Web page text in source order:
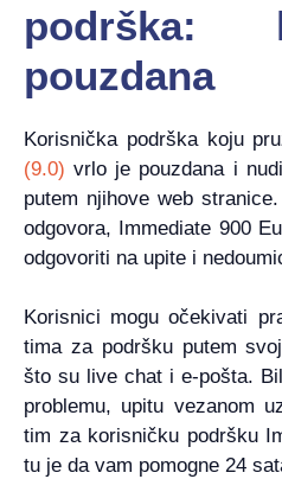
podrška:
pouzdana
Korisnička podrška koju
(9.0) vrlo je pouzdana i
putem njihove web
odgovora, Immediate 900
odgovoriti na upite i
Korisnici mogu očekivati
tima za podršku putem
što su live chat i e-pošta.
problemu, upitu vezanom
tim za korisničku podršku
tu je da vam pomogne 24